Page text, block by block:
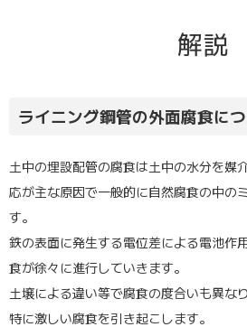
解説
ライニング鋼管の外面腐食に
土中の埋設配管の腐食は土中の水分を媒
応が主な原因で一般的に自然腐食の中の
す。
鉄の表面に発生する電位差による電池作
食が徐々に進行していきます。
土壌による違い等で腐食の度合いも異な
特に激しい腐食を引き起こします。